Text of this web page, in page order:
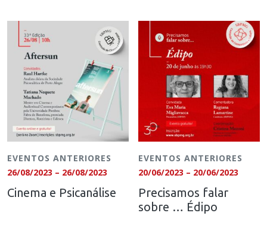
EVENTOS ANTERIORES
26/08/2023 – 26/08/2023
Cinema e Psicanálise
EVENTOS ANTERIORES
20/06/2023 – 20/06/2023
Precisamos falar
sobre … Édipo